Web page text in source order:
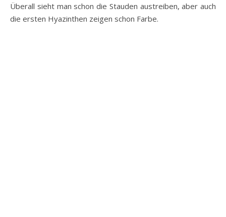
Überall sieht man schon die Stauden austreiben, aber auch
die ersten Hyazinthen zeigen schon Farbe.